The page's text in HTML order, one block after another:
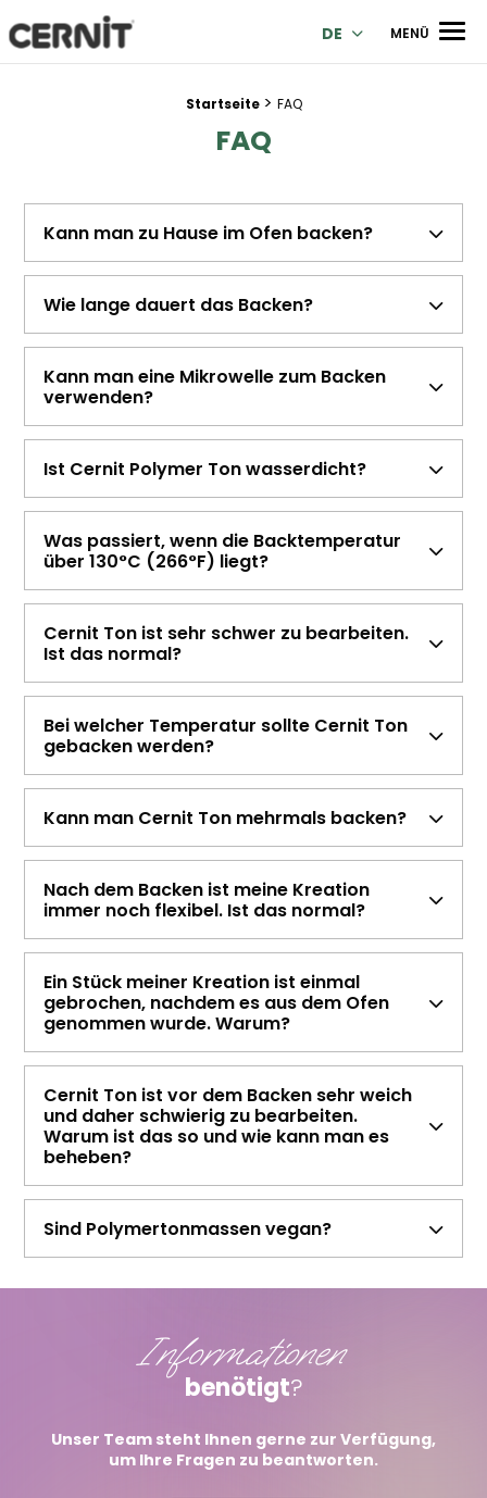
Cernit Une qualité haut de gamme pour des créations
DE MENÜ
Startseite > FAQ
FAQ
Kann man zu Hause im Ofen backen?
Wie lange dauert das Backen?
Kann man eine Mikrowelle zum Backen
verwenden?
Ist Cernit Polymer Ton wasserdicht?
Was passiert, wenn die Backtemperatur
über 130°C (266°F) liegt?
Cernit Ton ist sehr schwer zu bearbeiten.
Ist das normal?
Bei welcher Temperatur sollte Cernit Ton
gebacken werden?
Kann man Cernit Ton mehrmals backen?
Nach dem Backen ist meine Kreation
immer noch flexibel. Ist das normal?
Ein Stück meiner Kreation ist einmal
gebrochen, nachdem es aus dem Ofen
genommen wurde. Warum?
Cernit Ton ist vor dem Backen sehr weich
und daher schwierig zu bearbeiten.
Warum ist das so und wie kann man es
beheben?
Sind Polymertonmassen vegan?
Informationen
benötigt?
Unser Team steht Ihnen gerne zur Verfügung,
um Ihre Fragen zu beantworten.